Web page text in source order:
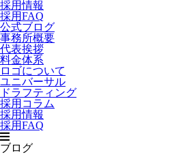
採用情報
採用FAQ
公式ブログ
事務所概要
代表挨拶
料金体系
ロゴについて
ユニバーサル
ドラフティング
採用コラム
採用情報
採用FAQ
ブログ